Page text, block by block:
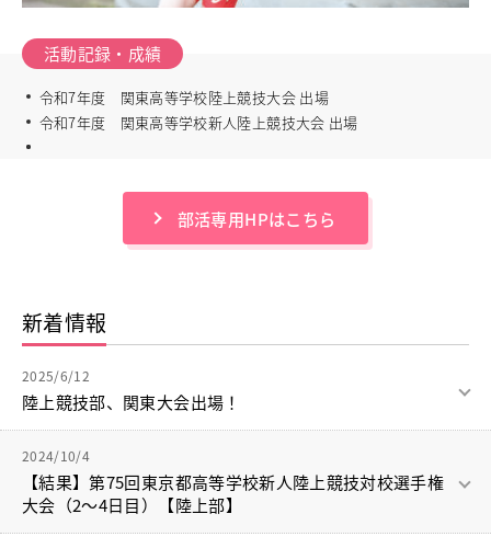
進路指導
その他の教育
高校入試関係
制服紹介
スクールライフ
学校説明会・オープンスクール
部活動指導者紹介
制服紹介
デジタルリーフレット／パンフレット
進路・進学
進路実績
指定校推薦
進学指導イベント（キャリアイベント）
卒業生の声
活動記録・成績
令和7年度 関東高等学校陸上競技大会 出場
令和7年度 関東高等学校新人陸上競技大会 出場
部活専用HPはこちら
新着情報
2025/6/12
陸上競技部、関東大会出場！
タジアムに来ています。この大会で6位以上に入賞すると7月に
広島で行われるインターハイへの出場権を獲得することができ
ます。
2024/10/4
【結果】第75回東京都高等学校新人陸上競技対校選手権
大会（2～4日目）【陸上部】